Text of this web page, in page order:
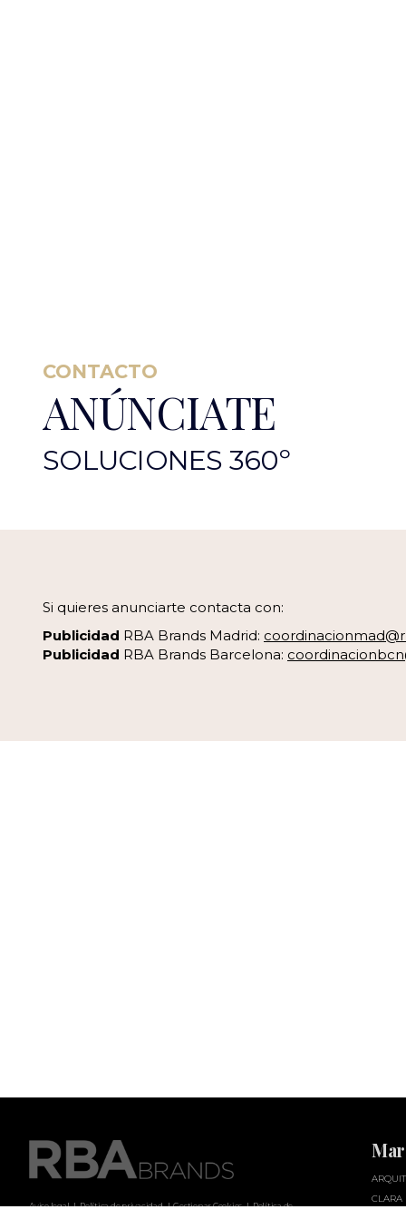
CONTACTO
ANÚNCIATE
SOLUCIONES 360º
Si quieres anunciarte contacta con:
Publicidad RBA Brands Madrid:
Publicidad RBA Brands Barcelona:
Aviso legal Política de privacidad Gestionar Cookies Política de
CLARA